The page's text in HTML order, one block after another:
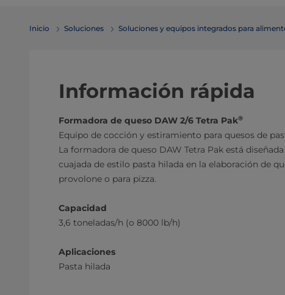
Inicio Soluciones Soluciones y equipos integrados para
Información rápida
Formadora de queso DAW 2/6 Tetra Pak®
Equipo de cocción y estiramiento para quesos de
La formadora de queso DAW Tetra Pak está
cuajada de estilo pasta hilada en la elaboración de
provolone o para pizza.
Capacidad
3,6 toneladas/h (o 8000 lb/h)
Aplicaciones
Pasta hilada